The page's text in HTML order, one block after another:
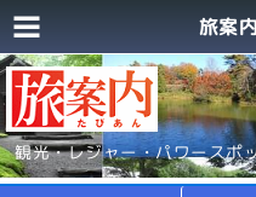
旅案
観光・レジャー・パワースポ